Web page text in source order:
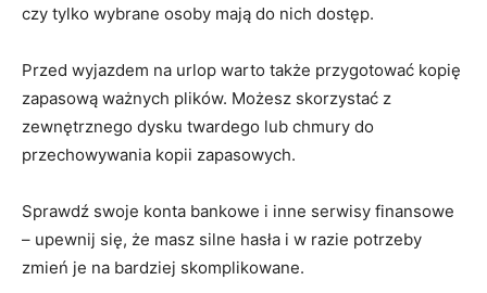
czy tylko​ wybrane osoby mają do nich dostęp.
Przed wyjazdem na urlop‍ warto także przygotować kopię
zapasową ważnych plików. Możesz skorzystać z
zewnętrznego dysku twardego lub chmury do
przechowywania kopii zapasowych.
Sprawdź swoje konta bankowe i inne serwisy finansowe
– upewnij⁣ się, że masz‌ silne hasła i​ w razie potrzeby
zmień‍ je na ​bardziej skomplikowane.